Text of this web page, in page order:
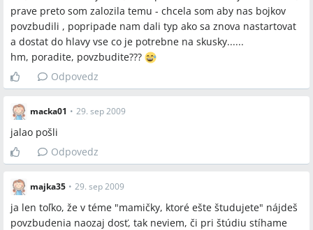
prave preto som zalozila temu - chcela som aby nas bojkov
povzbudili , popripade nam dali typ ako sa znova nastartovat
a dostat do hlavy vse co je potrebne na skusky......
hm, poradite, povzbudite???
Odpovedz
macka01 • 29. sep 2009
jalao pošli
Odpovedz
majka35 • 29. sep 2009
ja len toľko, že v téme "mamičky, ktoré ešte študujete" nájdeš
povzbudenia naozaj dosť, tak neviem, či pri štúdiu stíhame